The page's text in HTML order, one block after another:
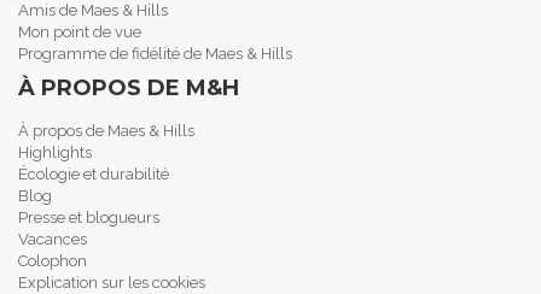
Amis de Maes & Hills
Mon point de vue
Programme de fidélité de Maes & Hills
À PROPOS DE M&H
À propos de Maes & Hills
Highlights
Écologie et durabilité
Blog
Presse et blogueurs
Vacances
Colophon
Explication sur les cookies